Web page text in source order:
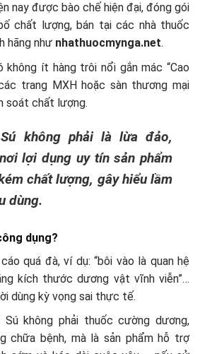
nay được bào chế hiện đại, đóng gói
chất lượng, bán tại các nhà thuốc
hãng như nhathuocmynga.net.
không ít hàng trôi nổi gắn mác “Cao
trang MXH hoặc sàn thương mại
soát chất lượng.
không phải là lừa đảo,
lợi dụng uy tín sản phẩm
chất lượng, gây hiểu lầm
dùng.
dụng?
quá đà, ví dụ: “bôi vào là quan hệ
kích thước dương vật vĩnh viễn”…
dùng kỳ vọng sai thực tế.
không phải thuốc cường dương,
chữa bệnh, mà là sản phẩm hỗ trợ